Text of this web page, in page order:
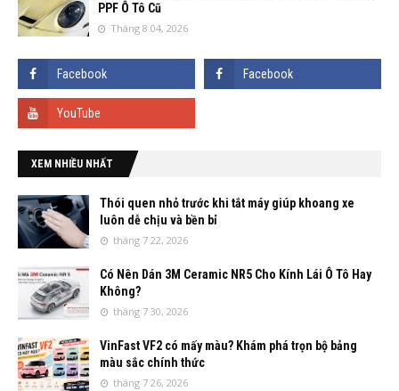
PPF Ô Tô Cũ
Tháng 8 04, 2026
XEM NHIỀU NHẤT
Thói quen nhỏ trước khi tắt máy giúp khoang xe
luôn dễ chịu và bền bỉ
tháng 7 22, 2026
Có Nên Dán 3M Ceramic NR5 Cho Kính Lái Ô Tô Hay
Không?
tháng 7 30, 2026
VinFast VF2 có mấy màu? Khám phá trọn bộ bảng
màu sắc chính thức
tháng 7 26, 2026